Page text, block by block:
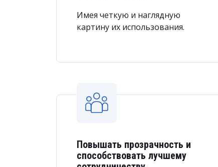
SAP MRS помогает
Имея четкую и наглядную
картину их использования.
Повышать прозрачность и
способствовать лучшему